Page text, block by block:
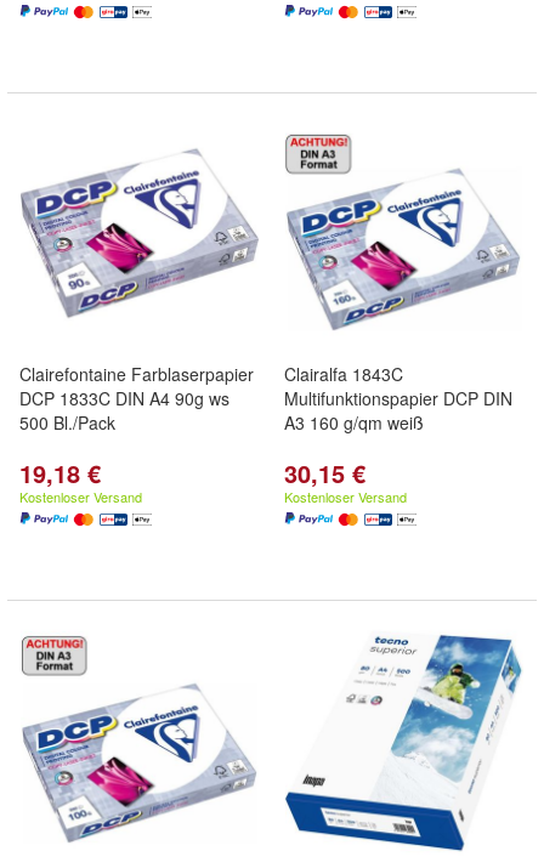
Clairefontaine Farblaserpapier
DCP 1833C DIN A4 90g ws
500 Bl./Pack
19,18 €
Kostenloser Versand
Clairalfa 1843C
Multifunktionspapier DCP DIN
A3 160 g/qm weiß
30,15 €
Kostenloser Versand